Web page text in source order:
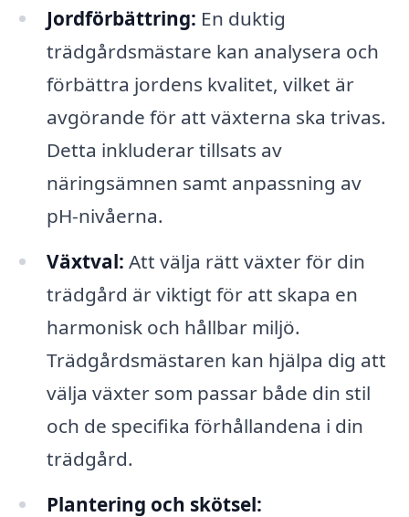
Jordförbättring: En duktig
trädgårdsmästare kan analysera och
förbättra jordens kvalitet, vilket är
avgörande för att växterna ska trivas.
Detta inkluderar tillsats av
näringsämnen samt anpassning av
pH-nivåerna.
Växtval: Att välja rätt växter för din
trädgård är viktigt för att skapa en
harmonisk och hållbar miljö.
Trädgårdsmästaren kan hjälpa dig att
välja växter som passar både din stil
och de specifika förhållandena i din
trädgård.
Plantering och skötsel: